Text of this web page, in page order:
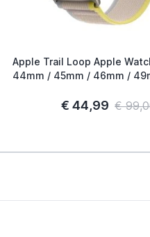
Apple Trail Loop Apple
44mm / 45mm / 46mm /
€ 44,99 €